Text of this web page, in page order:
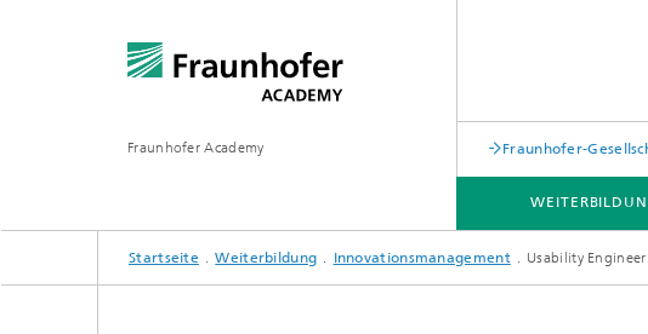
Fraunhofer Academy Fraunhofer-
WEITERBILDUNG
FÜR UNTERNEHMEN
ÜBER UNS
Startseite Weiterbildung Innovationsmanagement Usability Engineer